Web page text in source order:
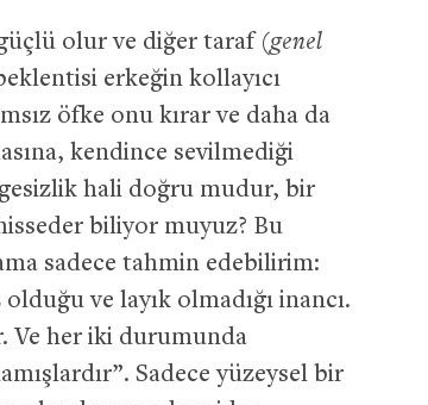
olur ve diğer taraf (genel
erkeğin kollayıcı
öfke onu kırar ve daha da
kendince sevilmediği
hali doğru mudur, bir
biliyor muyuz? Bu
sadece tahmin edebilirim:
ve layık olmadığı inancı.
Ve her iki durumunda
Sadece yüzeysel bir